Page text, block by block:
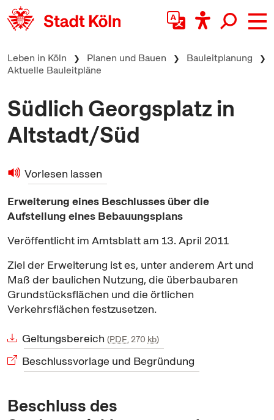
zum Inhalt springen
Leben in Köln Planen und Bauen
Bauleitplanung
Aktuelle Bauleitpläne
Südlich Georgsplatz in
Altstadt/Süd
Vorlesen lassen
Erweiterung eines Beschlusses über die
Aufstellung eines Bebauungsplans
Veröffentlicht im Amtsblatt am 13. April 2011
Ziel der Erweiterung ist es, unter anderem Art und
Maß der baulichen Nutzung, die überbaubaren
Grundstücksflächen und die örtlichen
Verkehrsflächen festzusetzen.
Geltungsbereich PDF, 270 kb
Beschlussvorlage und Begründung
Beschluss des